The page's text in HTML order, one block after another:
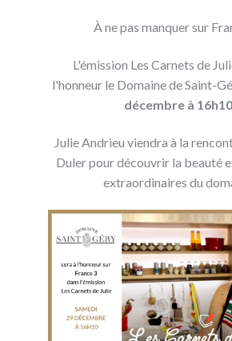
À ne pas manquer sur
L'émission Les Carnets de
l'honneur le Domaine de Saint-
décembre à 16h10
Julie Andrieu viendra à la
Duler pour découvrir la beauté
extraordinaires du